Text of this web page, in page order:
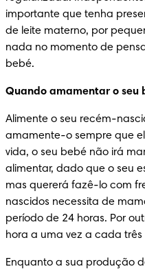
importante que tenha
de leite materno, por
nada no momento de
bebé.
Quando amamentar o seu
Alimente o seu recém-
amamente-o sempre que
vida, o seu bebé não irá
alimentar, dado que o seu
mas quererá fazê-lo com
nascidos necessita de
período de 24 horas. Por
hora a uma vez a cada três
Enquanto a sua produção